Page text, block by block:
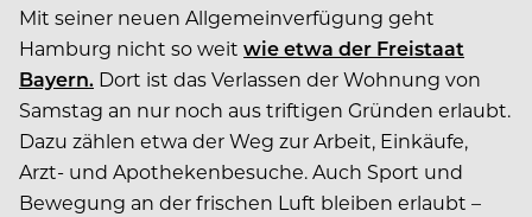
Mit seiner neuen Allgemeinverfügung geht
Hamburg nicht so weit wie etwa der Freistaat
Bayern. Dort ist das Verlassen der Wohnung von
Samstag an nur noch aus triftigen Gründen erlaubt.
Dazu zählen etwa der Weg zur Arbeit, Einkäufe,
Arzt- und Apothekenbesuche. Auch Sport und
Bewegung an der frischen Luft bleiben erlaubt –